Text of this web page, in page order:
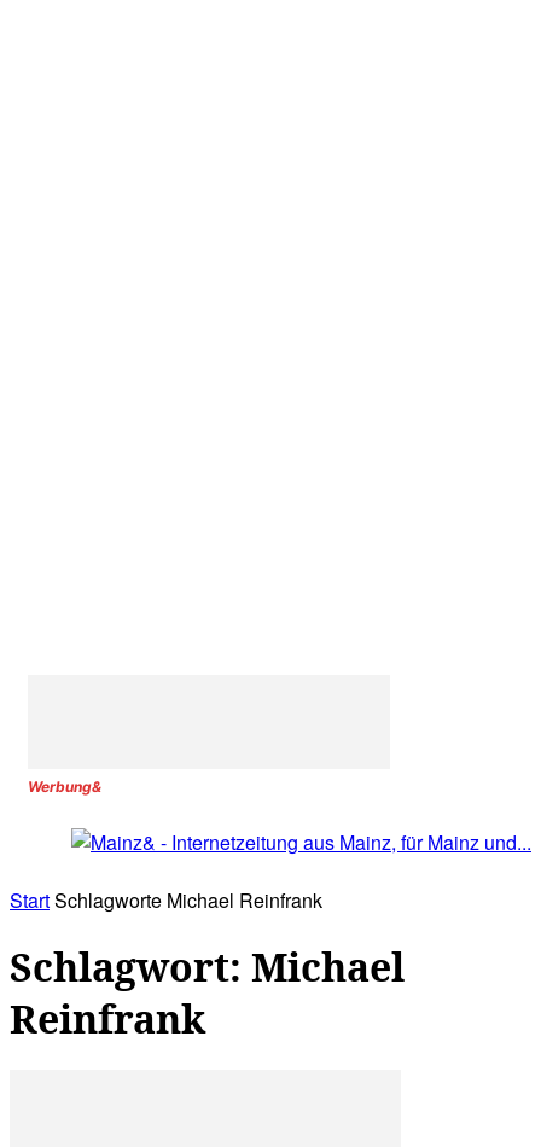
Werbung&
StartSchlagworte Michael Reinfrank
Schlagwort: Michael
Reinfrank